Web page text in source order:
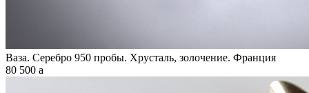
Ваза. Серебро 950 пробы. Хрусталь, золочение. Франция
80 500 a